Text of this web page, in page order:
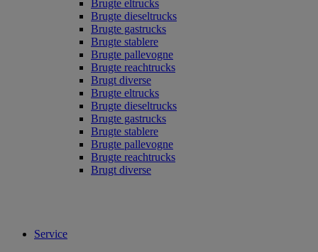
Brugte eltrucks
Brugte dieseltrucks
Brugte gastrucks
Brugte stablere
Brugte pallevogne
Brugte reachtrucks
Brugt diverse
Brugte eltrucks
Brugte dieseltrucks
Brugte gastrucks
Brugte stablere
Brugte pallevogne
Brugte reachtrucks
Brugt diverse
Service